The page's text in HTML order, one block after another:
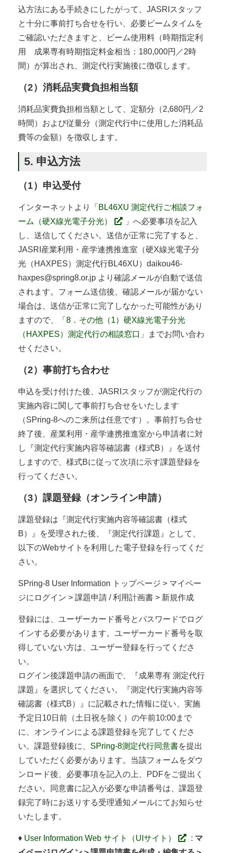
込方法にある手続きにしたがって、JASRIスタッフ
と十分に事前打ち合せを行い、必要ビームタイムを
ご確認いただきますと、ビーム使用料（時期指定利
用 成果専有時期指定料金相当：180,000円／2時
間）が算出され、測定代行実施後に徴収します。
（2）消耗品実費負担相当額
消耗品実費負担相当額として、定額分（2,680円／2
時間）および従量分（測定代行中に使用した消耗品
費等の金額）を徴収します。
5. 申込方法
（1）申込受付
インターネットより「 BL46XU 測定代行ご相談フォ
ーム（硬X線光電子分光）
」へ必要事項を記入
し、送信してください。送信が正常に完了すると、
JASRI産業利用・産学連携推進室（硬X線光電子分
光（HAXPES）測定代行BL46XU）daikou46-
haxpes@spring8.or.jp より確認メールが自動で送信
されます。フォーム送信後、確認メールが届かない
場合は、送信が正常に完了しなかった可能性があり
ますので、「 8．その他（1）硬X線光電子分光
（HAXPES）測定代行の相談窓口 」までお問い合わ
せください。
（2）事前打ち合わせ
申込を受け付けた後、JASRIスタッフが測定代行の
実施内容に関して事前打ち合せをいたします
（SPring-8へのご来所は任意です）。事前打ち合せ
終了後、産業利用・産学連携推進室から申請者に対
し『測定代行実施内容等確認書（様式B）』を送付
しますので、様式Bに従って次項に示す課題登録を
行ってください。
（3）課題登録（オンライン申請）
課題登録は『測定代行実施内容等確認書（様式
B）』を受理された後、『測定代行課題』として、
以下のWebサイトを利用した電子登録を行ってくだ
さい。
SPring-8 User Information トップページ > マイペー
ジにログイン > 課題申請 / 利用計画書 > 新規作成
登録には、ユーザーカード番号とパスワードでログ
インする必要があります。ユーザーカード番号を取
得していない方は、ユーザー登録を行ってくださ
い。
ログイン後課題申請の画面で、『成果専有 測定代行
課題』を選択してください。『測定代行実施内容等
確認書（様式B）』に記載された情報に従い、実施
予定日10日前（土日祝を除く）の午前10:00まで
に、オンラインによる課題登録を完了してくださ
い。課題登録後に、 SPring-8測定代行同意書を提出
していただく必要があります。当該フォームをダウ
ンロード後、必要事項を記入の上、PDFをご提出く
ださい。同意書に記入が必要な申請番号は、課題登
録完了時にお送りする受理通知メールにてお知らせ
いたします。
♦ User Information Web サイト（UIサイト） : マ